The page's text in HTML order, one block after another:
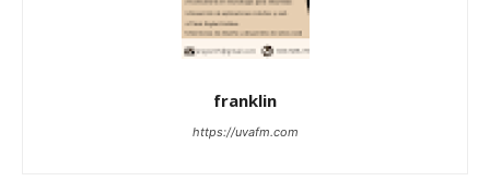
franklin
https://uvafm.com